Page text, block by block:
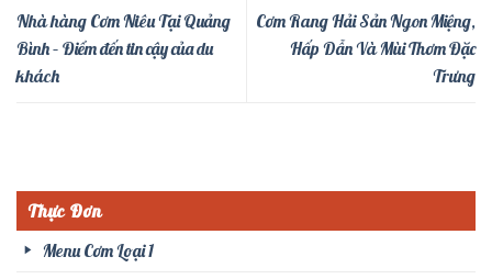
Nhà hàng Cơm Niêu Tại Quảng
Bình – Điểm đến tin cậy của du
khách
Cơm Rang Hải Sản Ngon Miệng,
Hấp Dẫn Và Mùi Thơm Đặc
Trưng
Thực Đơn
Menu Cơm Loại 1